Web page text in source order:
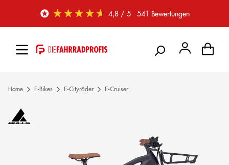
Zum Hauptinhalt springen 4,8/ 5 541 Bewertungen
Home E-Bikes E-Cityräder E-Cruiser